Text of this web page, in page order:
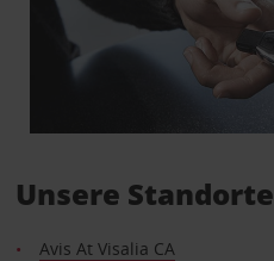
Unsere Standorte
Avis At Visalia CA